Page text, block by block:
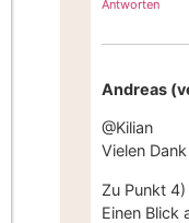
Antworten
Andreas
@Kilian
Vielen
Zu Punkt 4)
Einen Blick